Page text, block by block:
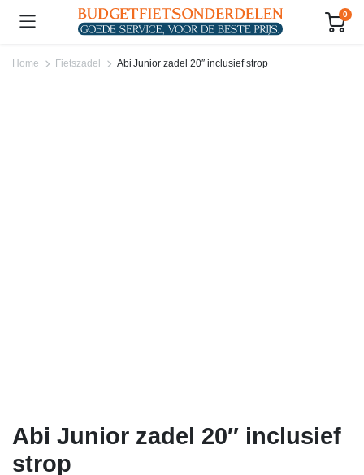
0
Home Fietszadel Abi Junior zadel 20″ inclusief strop
Abi Junior zadel 20″ inclusief
strop